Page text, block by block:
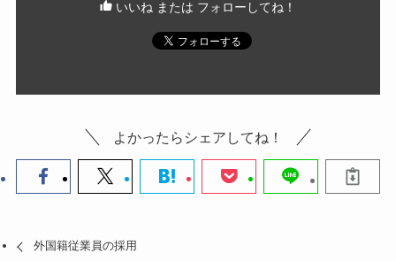
いいね または フォローしてね！
よかったらシェアしてね！
外国籍従業員の採用